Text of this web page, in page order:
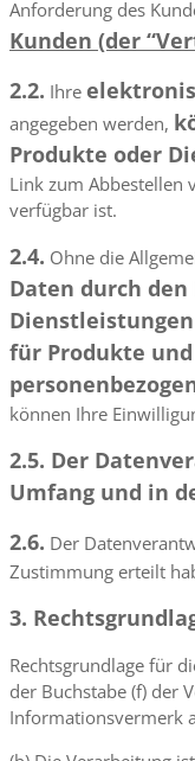
Anforderung des
Kunden (der
2.2. Ihre
angegeben werden,
Produkte oder
Link zum Abbestellen
verfügbar ist.
2.4. Ohne die
Daten durch
für Produkte
können Ihre
2.5. Der
Umfang und in
2.6. Der
Zustimmung erteilt
3.
Rechtsgrundlage für
der Buchstabe (f) der
Informationsvermerk